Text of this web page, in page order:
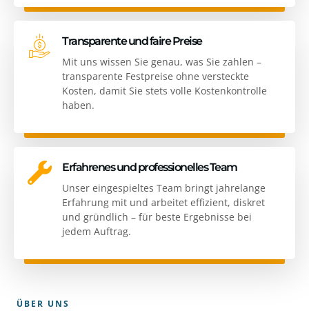
Transparente und faire Preise
Mit uns wissen Sie genau, was Sie zahlen –
transparente Festpreise ohne versteckte
Kosten, damit Sie stets volle Kostenkontrolle
haben.
Erfahrenes und professionelles Team
Unser eingespieltes Team bringt jahrelange
Erfahrung mit und arbeitet effizient, diskret
und gründlich – für beste Ergebnisse bei
jedem Auftrag.
ÜBER UNS